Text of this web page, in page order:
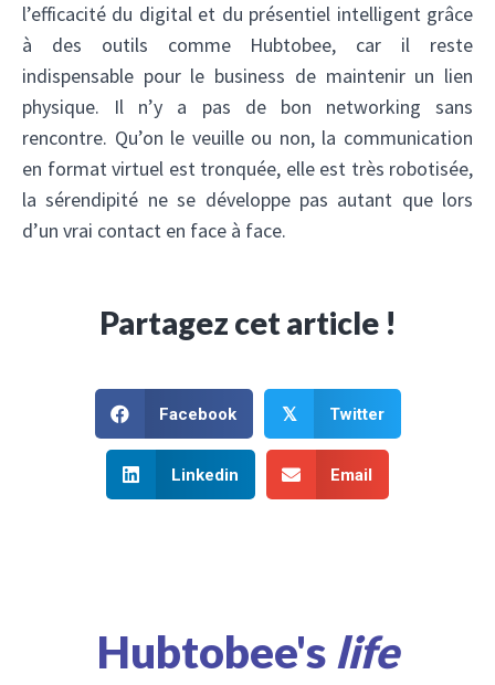
l’efficacité du digital et du présentiel intelligent grâce
à des outils comme Hubtobee, car il reste
indispensable pour le business de maintenir un lien
physique. Il n’y a pas de bon networking sans
rencontre. Qu’on le veuille ou non, la communication
en format virtuel est tronquée, elle est très robotisée,
la sérendipité ne se développe pas autant que lors
d’un vrai contact en face à face.
Partagez cet article !
Facebook 𝕏 Twitter
Linkedin Email
Hubtobee's life